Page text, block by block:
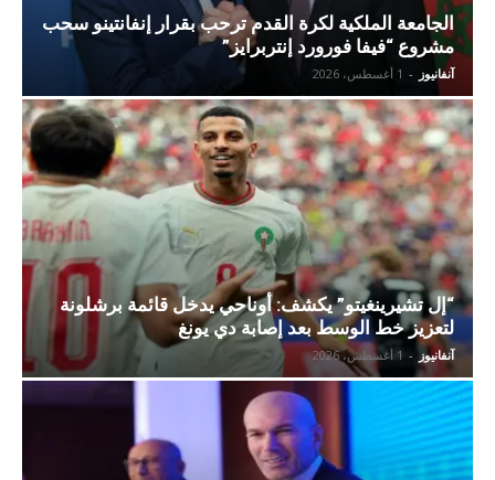
الجامعة الملكية لكرة القدم ترحب بقرار إنفانتينو سحب
مشروع “فيفا فورورد إنتربرايز”
آنفانيوز - 1 أغسطس، 2026
“إل تشيرينغيتو” يكشف: أوناحي يدخل قائمة برشلونة
لتعزيز خط الوسط بعد إصابة دي يونغ
آنفانيوز - 1 أغسطس، 2026